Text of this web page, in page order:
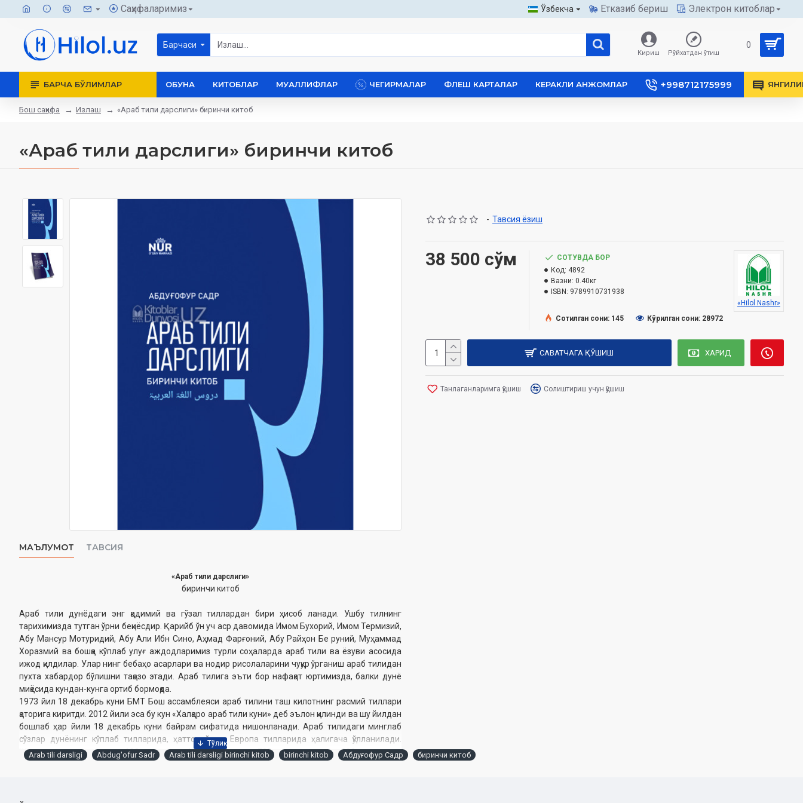
Саҳифаларимиз Ўзбекча Етказиб бериш Электрон китоблар
Барчаси
Кириш Рўйхатдан ўтиш
0
БАРЧА БЎЛИМЛАР ОБУНА КИТОБЛАР МУАЛЛИФЛАР ЧЕГИРМАЛАР ФЛЕШ КАРТАЛАР КЕРАКЛИ АНЖОМЛАР +998712175999
Бош саҳифа Излаш «Араб тили дарслиги» биринчи китоб
«Араб тили дарслиги» биринчи китоб
МАЪЛУМОТ ТАВСИЯ
«Араб тили дарслиги»
биринчи китоб
Араб тили дунёдаги энг қадимий ва гўзал тиллардан бири ҳисоб ланади. Ушбу тилнинг
тарихимизда тутган ўрни беқиёсдир. Қарийб ўн уч аср давомида Имом Бухорий, Имом Термизий,
Абу Мансур Мотуридий, Абу Али Ибн Сино, Аҳмад Фарғоний, Абу Райҳон Бе руний, Муҳаммад
Хоразмий ва бошқа кўплаб улуғ аждодларимиз турли соҳаларда араб тили ва ёзуви асосида
ижод қилдилар. Улар нинг бебаҳо асарлари ва нодир рисолаларини чуқур ўрганиш араб тилидан
пухта хабардор бўлишни тақозо этади. Араб тилига эъти бор нафақат юртимизда, балки дунё
миқёсида кундан-кунга ортиб бормоқда.
1973 йил 18 декабрь куни БМТ Бош ассамблеяси араб тилини таш килотнинг расмий тиллари
қаторига киритди. 2012 йили эса бу кун «Халқаро араб тили куни» деб эълон қилинди ва шу йилдан
бошлаб ҳар йили 18 декабрь куни байрам сифатида нишонланади. Араб тилидаги минглаб
сўзлар дунёнинг кўплаб тилларида, ҳатто айрим Европа тилларида ҳалигача қўлланилади.
Жумладан, юнон тилида 100 дан ортиқ, француз тилида 700, инглиз тилида 900, пор тугал
- Тавсия ёзиш
38 500 сўм
СОТУВДА БОР
Код: 4892
Вазни: 0.40кг
ISBN: 9789910731938
«Hilol Nashr»
Сотилган сони: 145
Кўрилган сони: 28972
САВАТЧАГА ҚЎШИШ ХАРИД
Танлаганларимга қўшиш Солиштириш учун қўшиш
Arab tili darsligi Abdug'ofur Sadr Arab tili darsligi birinchi kitob birinchi kitob Абдуғофур Садр биринчи китоб